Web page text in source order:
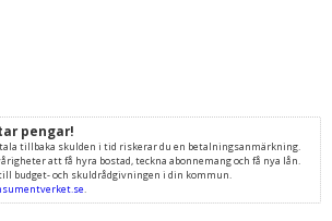
pengar!
tillbaka skulden i tid riskerar du en betalningsanmärkning.
att få hyra bostad, teckna abonnemang och få nya lån.
budget- och skuldrådgivningen i din kommun.
.